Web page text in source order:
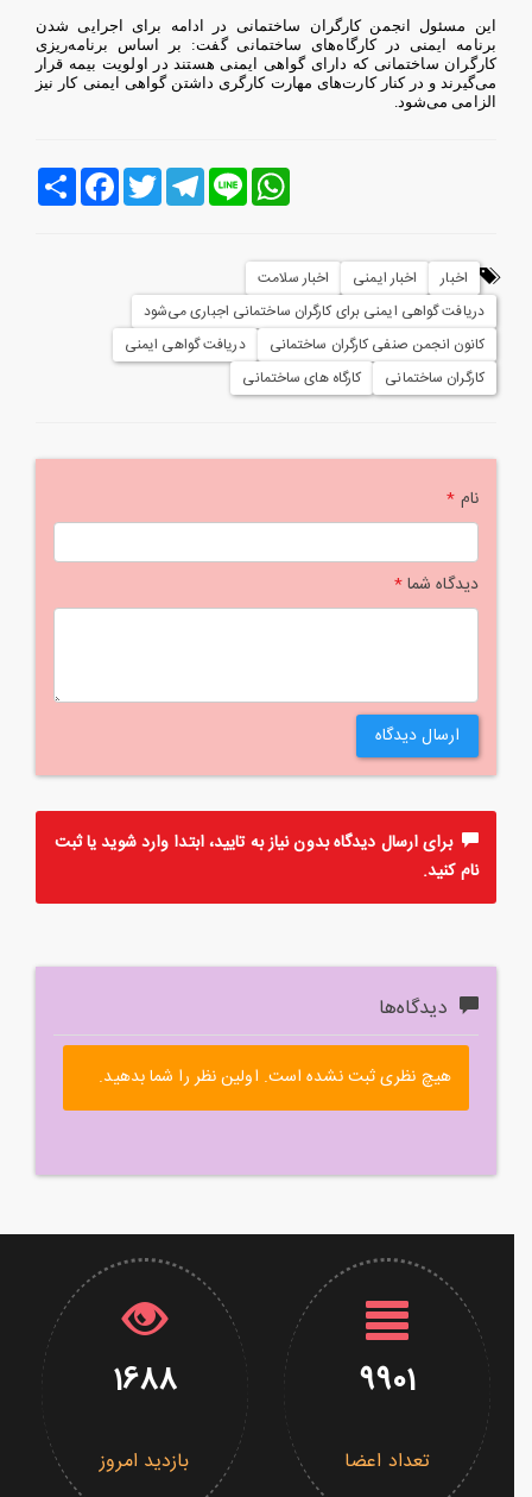
این مسئول انجمن کارگران ساختمانی در ادامه برای اجرایی شدن
برنامه ایمنی در کارگاه‌های ساختمانی گفت: بر اساس برنامه‌ریزی
کارگران ساختمانی که دارای گواهی ایمنی هستند در اولویت بیمه قرار
می‌گیرند و در کنار کارت‌های مهارت کارگری داشتن گواهی ایمنی کار نیز
الزامی می‌شود.
اشتراک
FacebookTwitter
Telegram Line
WhatsApp
اخبار اخبار ایمنی
اخبار سلامت
دریافت گواهی ایمنی برای کارگران ساختمانی اجباری می‌شود
کانون انجمن صنفی کارگران ساختمانی
دریافت گواهی ایمنی
کارگران ساختمانی
کارگاه های ساختمانی
نام*
دیدگاه شما*
ارسال دیدگاه
برای ارسال دیدگاه بدون نیاز به تایید، ابتداواردشوید یاثبت
نامکنید.
دیدگاه‌ها
هیچ نظری ثبت نشده است. اولین نظر را شما بدهید.
9901
تعداد اعضا
1688
بازدید امروز